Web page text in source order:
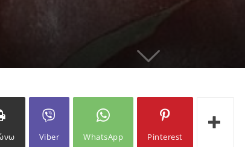
Viber WhatsApp Pinterest